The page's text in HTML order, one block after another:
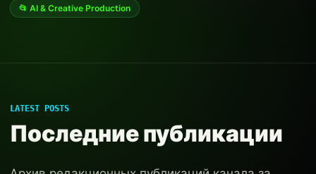
📂 AI & Creative Production
LATEST POSTS
Последние публикации